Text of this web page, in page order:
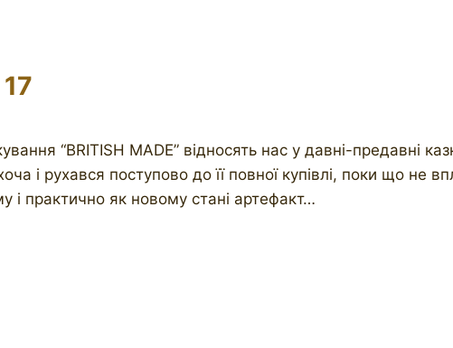
“BRITISH MADE” відносять нас у давні-предавні
і рухався поступово до її повної купівлі, поки що не
практично як новому стані артефакт…